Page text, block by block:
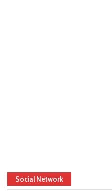
Social Network